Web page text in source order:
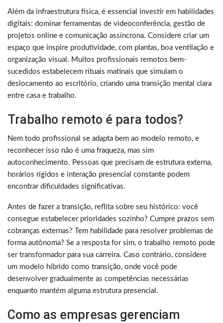
Além da infraestrutura física, é essencial investir em habilidades
digitais: dominar ferramentas de videoconferência, gestão de
projetos online e comunicação assíncrona. Considere criar um
espaço que inspire produtividade, com plantas, boa ventilação e
organização visual. Muitos profissionais remotos bem-
sucedidos estabelecem rituais matinais que simulam o
deslocamento ao escritório, criando uma transição mental clara
entre casa e trabalho.
Trabalho remoto é para todos?
Nem todo profissional se adapta bem ao modelo remoto, e
reconhecer isso não é uma fraqueza, mas sim
autoconhecimento. Pessoas que precisam de estrutura externa,
horários rígidos e interação presencial constante podem
encontrar dificuldades significativas.
Antes de fazer a transição, reflita sobre seu histórico: você
consegue estabelecer prioridades sozinho? Cumpre prazos sem
cobranças externas? Tem habilidade para resolver problemas de
forma autônoma? Se a resposta for sim, o trabalho remoto pode
ser transformador para sua carreira. Caso contrário, considere
um modelo híbrido como transição, onde você pode
desenvolver gradualmente as competências necessárias
enquanto mantém alguma estrutura presencial.
Como as empresas gerenciam